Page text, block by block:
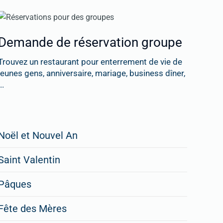
de réservation groupe
un restaurant pour enterrement de vie de
gens, anniversaire, mariage, business dîner,
figurer
vos
spéciaux
et Nouvel An
Valentin
des Mères